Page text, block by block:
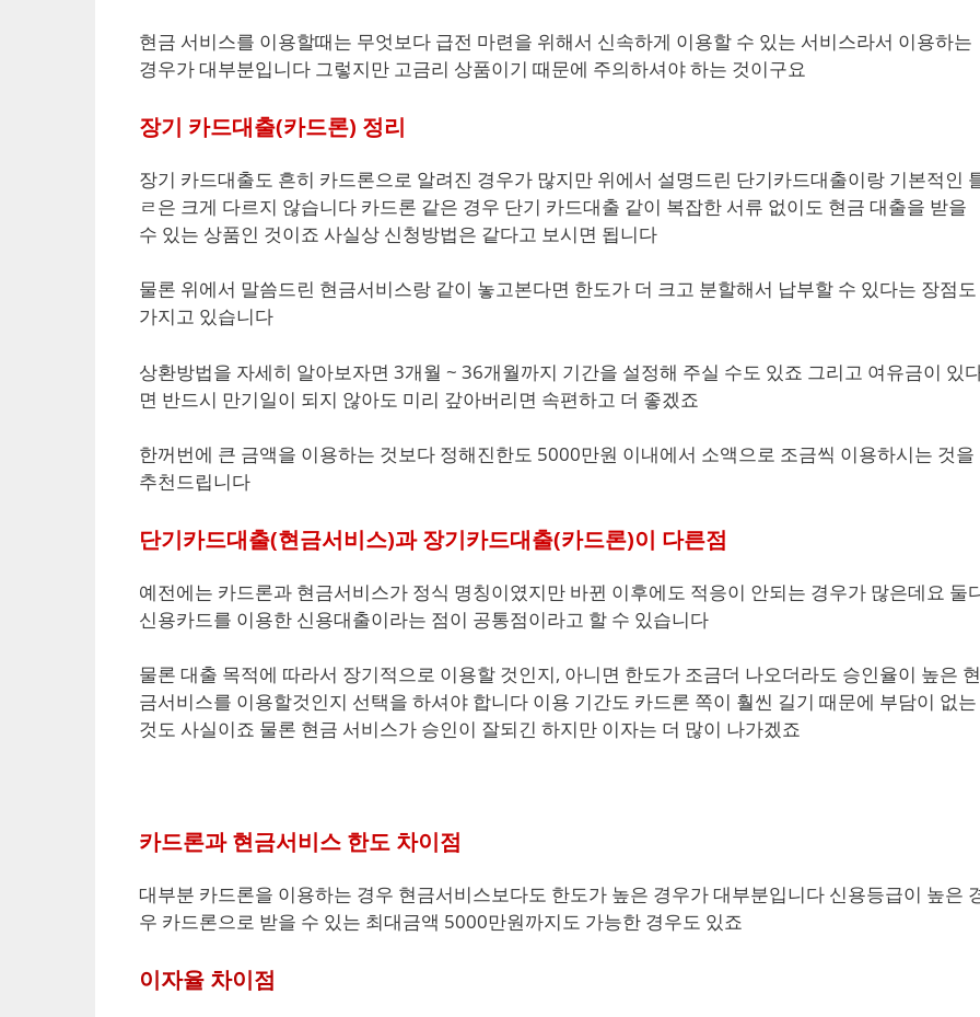
현금 서비스를 이용할때는 무엇보다 급전 마련을 위해서 신속하게 이용할 수 있는 서비스라서 이용하는
경우가 대부분입니다 그렇지만 고금리 상품이기 때문에 주의하셔야 하는 것이구요
장기 카드대출(카드론) 정리
장기 카드대출도 흔히 카드론으로 알려진 경우가 많지만 위에서 설명드린 단기카드대출이랑 기본적인
ㄹ은 크게 다르지 않습니다 카드론 같은 경우 단기 카드대출 같이 복잡한 서류 없이도 현금 대출을 받을
수 있는 상품인 것이죠 사실상 신청방법은 같다고 보시면 됩니다
물론 위에서 말씀드린 현금서비스랑 같이 놓고본다면 한도가 더 크고 분할해서 납부할 수 있다는 장점도
가지고 있습니다
상환방법을 자세히 알아보자면 3개월 ~ 36개월까지 기간을 설정해 주실 수도 있죠 그리고 여유금이 있
면 반드시 만기일이 되지 않아도 미리 갚아버리면 속편하고 더 좋겠죠
한꺼번에 큰 금액을 이용하는 것보다 정해진한도 5000만원 이내에서 소액으로 조금씩 이용하시는 것을
추천드립니다
단기카드대출(현금서비스)과 장기카드대출(카드론)이 다른점
예전에는 카드론과 현금서비스가 정식 명칭이였지만 바뀐 이후에도 적응이 안되는 경우가 많은데요 둘
신용카드를 이용한 신용대출이라는 점이 공통점이라고 할 수 있습니다
물론 대출 목적에 따라서 장기적으로 이용할 것인지, 아니면 한도가 조금더 나오더라도 승인율이 높은 현
금서비스를 이용할것인지 선택을 하셔야 합니다 이용 기간도 카드론 쪽이 훨씬 길기 때문에 부담이 없는
것도 사실이죠 물론 현금 서비스가 승인이 잘되긴 하지만 이자는 더 많이 나가겠죠
카드론과 현금서비스 한도 차이점
대부분 카드론을 이용하는 경우 현금서비스보다도 한도가 높은 경우가 대부분입니다 신용등급이 높은
우 카드론으로 받을 수 있는 최대금액 5000만원까지도 가능한 경우도 있죠
이자율 차이점